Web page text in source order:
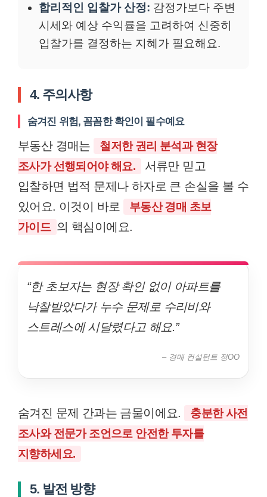
합리적인 입찰가 산정: 감정가보다 주변
시세와 예상 수익률을 고려하여 신중히
입찰가를 결정하는 지혜가 필요해요.
4. 주의사항
숨겨진 위험, 꼼꼼한 확인이 필수예요
부동산 경매는
철저한 권리 분석과 현장
조사가 선행되어야 해요.
서류만 믿고
입찰하면 법적 문제나 하자로 큰 손실을 볼 수
있어요. 이것이 바로
부동산 경매 초보
가이드 의 핵심이에요.
“한 초보자는 현장 확인 없이 아파트를
낙찰받았다가 누수 문제로 수리비와
스트레스에 시달렸다고 해요.”
– 경매 컨설턴트 정OO
숨겨진 문제 간과는 금물이에요.
충분한 사전
조사와 전문가 조언으로 안전한 투자를
지향하세요.
5. 발전 방향